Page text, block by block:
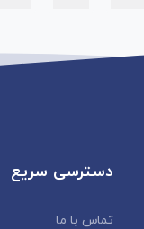
دسترسی سریع
تماس با ما